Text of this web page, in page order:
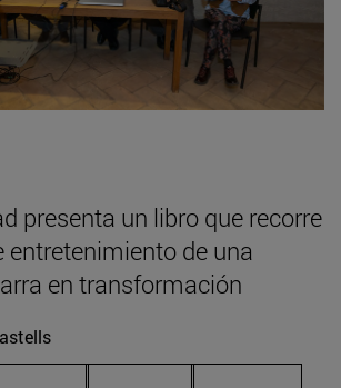
presenta un libro que recorre
entretenimiento de una
en transformación